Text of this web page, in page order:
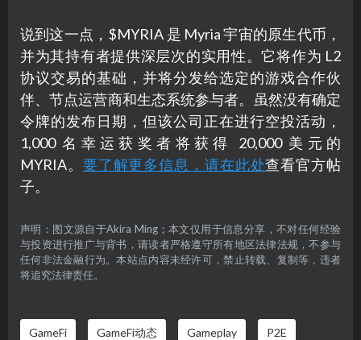
说到这一点，$MYRIA 是 Myria 宇宙的原生代币，
并为其持有者提供深层次的实用性。它将作为 L2
协议交易的基础，并将分发给选定的游戏合作伙
伴、节点运营商和生态系统参与者。虽然没有确定
令牌的发布日期，但该公司正在进行空投活动，
1,000 名幸运获奖者将获得 20,000 美元的
MYRIA。 要了解更多信息，请在此处查看官方帖
子。
声明：图文源自于Akira Ming；本文仅用于信息分享，不对任何经验
与投资进行推广与背书，请读者严格遵守所有地区法律法规，不参与
任何非法金融行为。本站点内容未经许可，禁止转载、复制等，违者
将追究法律责任。
GameFi GameFi动态 Gameplay P2E